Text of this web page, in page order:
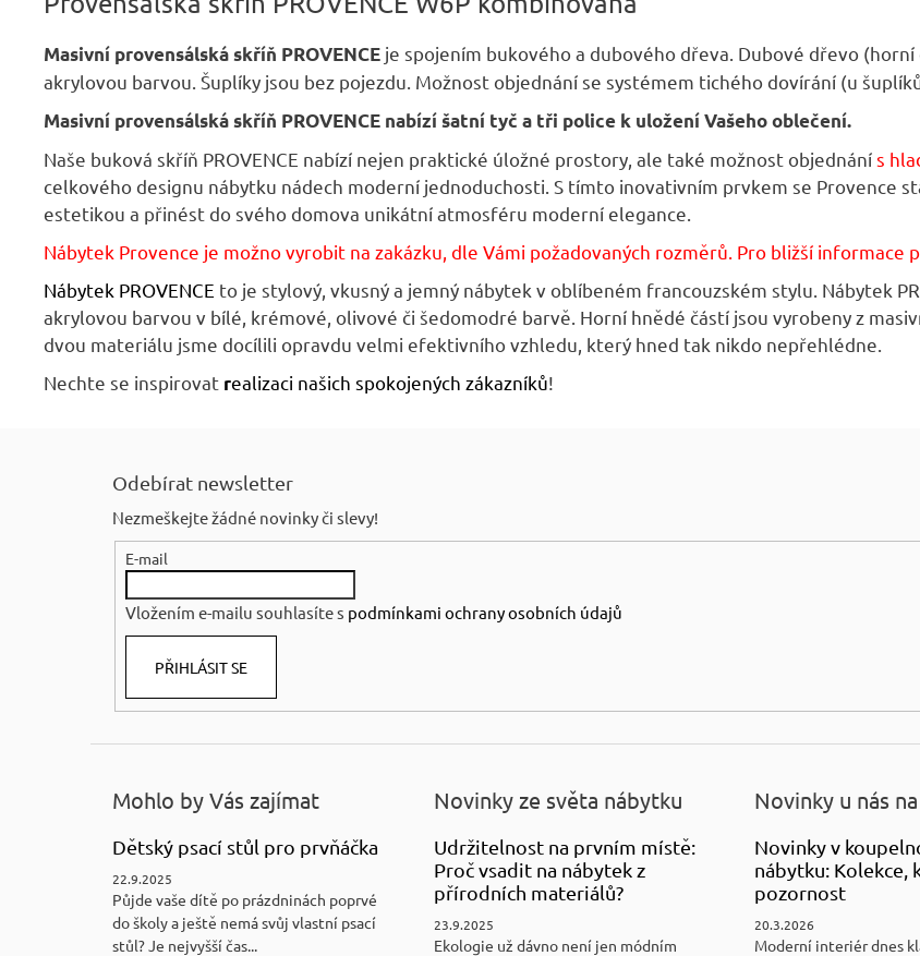
Masivní provensálská skříň PROVENCE je spojením bukového a dubového dřeva. Dubové dřevo
akrylovou barvou. Šuplíky jsou bez pojezdu. Možnost objednání se systémem tichého dovírání (u
Masivní provensálská skříň PROVENCE nabízí šatní tyč a tři police k uložení Vašeho oblečení.
Naše buková skříň PROVENCE nabízí nejen praktické úložné prostory, ale také možnost objednánís
celkového designu nábytku nádech moderní jednoduchosti. S tímto inovativním prvkem se Provence
estetikou a přinést do svého domova unikátní atmosféru moderní elegance.
Nábytek Provence je možno vyrobit na zakázku, dle Vámi požadovaných rozměrů. Pro bližší informace
Nábytek PROVENCE to je stylový, vkusný a jemný nábytek v oblíbeném francouzském stylu. Nábytek
akrylovou barvou v bílé, krémové, olivové či šedomodré barvě. Horní hnědé částí jsou vyrobeny z
dvou materiálu jsme docílili opravdu velmi efektivního vzhledu, který hned tak nikdo nepřehlédne.
Nechte se inspirovat realizaci našich spokojených zákazníků!
Odebírat newsletter
Nezmeškejte žádné novinky či slevy!
E-mail
Vložením e-mailu souhlasíte s podmínkami ochrany osobních údajů
PŘIHLÁSIT SE
Mohlo by Vás zajímat
Dětský psací stůl pro prvňáčka
22.9.2025
Půjde vaše dítě po prázdninách poprvé
do školy a ještě nemá svůj vlastní psací
stůl? Je nejvyšší čas...
Novinky ze světa nábytku
Udržitelnost na prvním místě:
Proč vsadit na nábytek z
přírodních materiálů?
23.9.2025
Ekologie už dávno není jen módním
Novinky u nás
Novinky v
nábytku: Kolekce,
pozornost
20.3.2026
Moderní interiér dnes